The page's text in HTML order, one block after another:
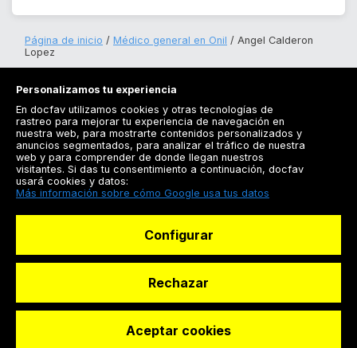
Página de inicio Médico general en Onil
Angel Calderon
Lopez
Registrarse
Docfav
© Dashboard Technologies S.L
Personalizamos tu experiencia
En docfav utilizamos cookies y otras tecnologías de
rastreo para mejorar tu experiencia de navegación en
nuestra web, para mostrarte contenidos personalizados y
anuncios segmentados, para analizar el tráfico de nuestra
web y para comprender de donde llegan nuestros
visitantes. Si das tu consentimiento a continuación, docfav
usará cookies y datos:
Más información sobre cómo Google usa tus datos
Configurar
Rechazar
Aceptar cookies